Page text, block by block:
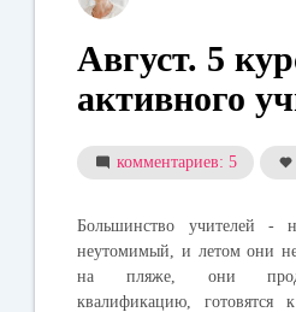
Август. 5
активного
комментариев: 5
Большинство учителей -
неутомимый, и летом они не
на пляже, они
квалификацию, готовятся